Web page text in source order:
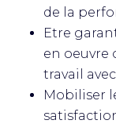
de la
Etre
en oeuvre
travail
Mobiliser